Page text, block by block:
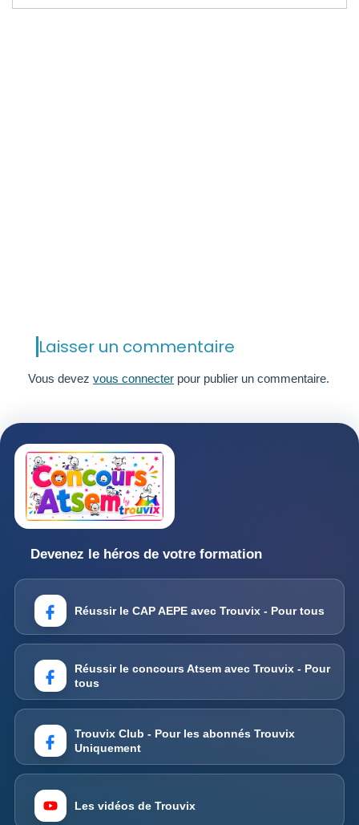
Laisser un commentaire
Vous devez vous connecter pour publier un commentaire.
Devenez le héros de votre formation
Réussir le CAP AEPE avec Trouvix - Pour tous
Réussir le concours Atsem avec Trouvix - Pour
tous
Trouvix Club - Pour les abonnés Trouvix
Uniquement
Les vidéos de Trouvix